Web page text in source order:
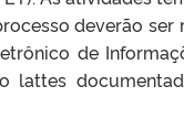
deverão
de
lattes